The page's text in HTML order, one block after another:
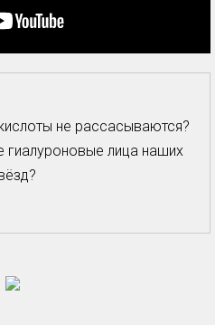
не рассасываются?
гиалуроновые лица наших